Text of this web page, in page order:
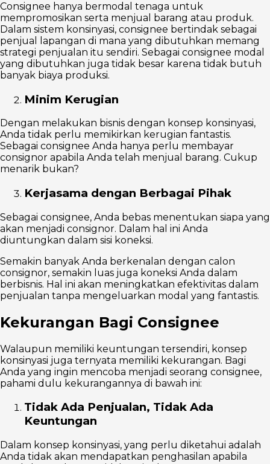
Consignee hanya bermodal tenaga untuk
mempromosikan serta menjual barang atau produk.
Dalam sistem konsinyasi, consignee bertindak sebagai
penjual lapangan di mana yang dibutuhkan memang
strategi penjualan itu sendiri. Sebagai consignee modal
yang dibutuhkan juga tidak besar karena tidak butuh
banyak biaya produksi.
Minim Kerugian
Dengan melakukan bisnis dengan konsep konsinyasi,
Anda tidak perlu memikirkan kerugian fantastis.
Sebagai consignee Anda hanya perlu membayar
consignor apabila Anda telah menjual barang. Cukup
menarik bukan?
Kerjasama dengan Berbagai Pihak
Sebagai consignee, Anda bebas menentukan siapa yang
akan menjadi consignor. Dalam hal ini Anda
diuntungkan dalam sisi koneksi.
Semakin banyak Anda berkenalan dengan calon
consignor, semakin luas juga koneksi Anda dalam
berbisnis. Hal ini akan meningkatkan efektivitas dalam
penjualan tanpa mengeluarkan modal yang fantastis.
Kekurangan Bagi Consignee
Walaupun memiliki keuntungan tersendiri, konsep
konsinyasi juga ternyata memiliki kekurangan. Bagi
Anda yang ingin mencoba menjadi seorang consignee,
pahami dulu kekurangannya di bawah ini:
Tidak Ada Penjualan, Tidak Ada
Keuntungan
Dalam konsep konsinyasi, yang perlu diketahui adalah
Anda tidak akan mendapatkan penghasilan apabila